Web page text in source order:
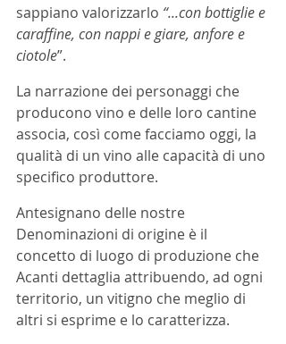
sappiano valorizzarlo “...con bottiglie e
caraffine, con nappi e giare, anfore e
ciotole”.
La narrazione dei personaggi che
producono vino e delle loro cantine
associa, così come facciamo oggi, la
qualità di un vino alle capacità di uno
specifico produttore.
Antesignano delle nostre
Denominazioni di origine è il
concetto di luogo di produzione che
Acanti dettaglia attribuendo, ad ogni
territorio, un vitigno che meglio di
altri si esprime e lo caratterizza.